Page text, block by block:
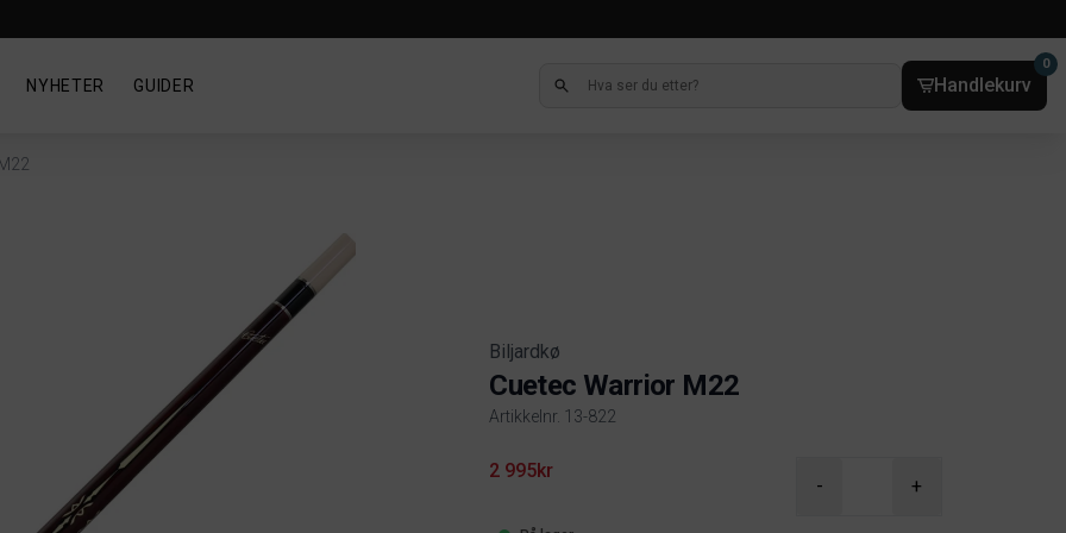
NYHETER GUIDER Handlekurv
0
Biljardkø
Cuetec Warrior M22
Artikkelnr. 13-822
Product information
2 995kr
- +